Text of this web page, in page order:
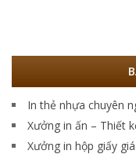
In thẻ nhựa chuyên
Xưởng in ấn – Thiết
Xưởng in hộp giấy